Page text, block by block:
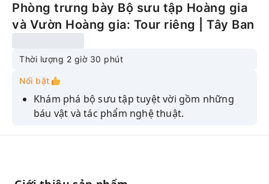
Phòng trưng bày Bộ sưu tập Hoàng gia
và Vườn Hoàng gia: Tour riêng | Tây Ban
Thời lượng 2 giờ 30 phút
Nổi bật
Khám phá bộ sưu tập tuyệt vời gồm những
báu vật và tác phẩm nghệ thuật.
Tận hưởng chuyến tham quan riêng tư với
Hãy cùng chứng kiến ​​sự phát triển của thời